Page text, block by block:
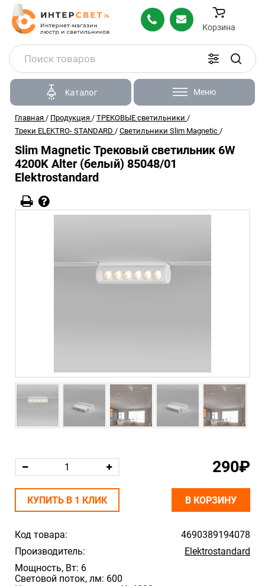
Корзина
Каталог Меню
Главная / Продукция / ТРЕКОВЫЕ светильники /
Треки ELEKTRO- STANDARD / Светильники Slim Magnetic /
Slim Magnetic Трековый светильник 6W
4200K Alter (белый) 85048/01
Elektrostandard
Код товара:
4690389194078
Производитель:
Elektrostandard
Мощность, Вт: 6
Световой поток, лм: 600
290₽
КУПИТЬ В 1 КЛИК В КОРЗИНУ